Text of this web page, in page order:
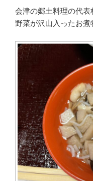
会津の郷土料理の代
野菜が沢山入ったお煮